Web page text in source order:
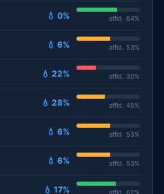
💧 0% affid. 64%
💧 6% affid. 53%
💧 22% affid. 30%
💧 28% affid. 45%
💧 6% affid. 53%
💧 6% affid. 53%
💧 17% affid. 62%